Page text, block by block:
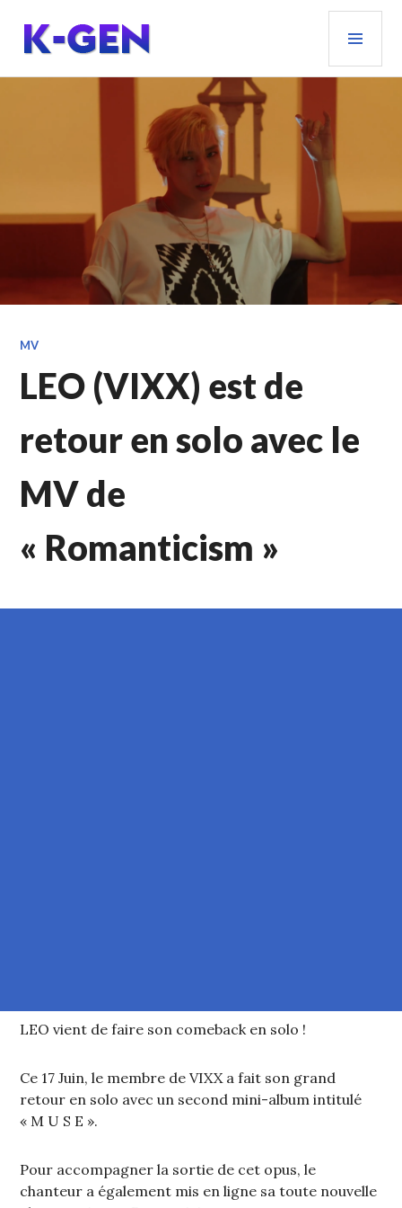
contenu
principal
K-GEN
MV
LEO (VIXX) est de
retour en solo avec le
MV de
« Romanticism »
LEO vient de faire son comeback en solo !
Ce 17 Juin, le membre de VIXX a fait son grand
retour en solo avec un second mini-album intitulé
« M U S E ».
Pour accompagner la sortie de cet opus, le
chanteur a également mis en ligne sa toute nouvelle